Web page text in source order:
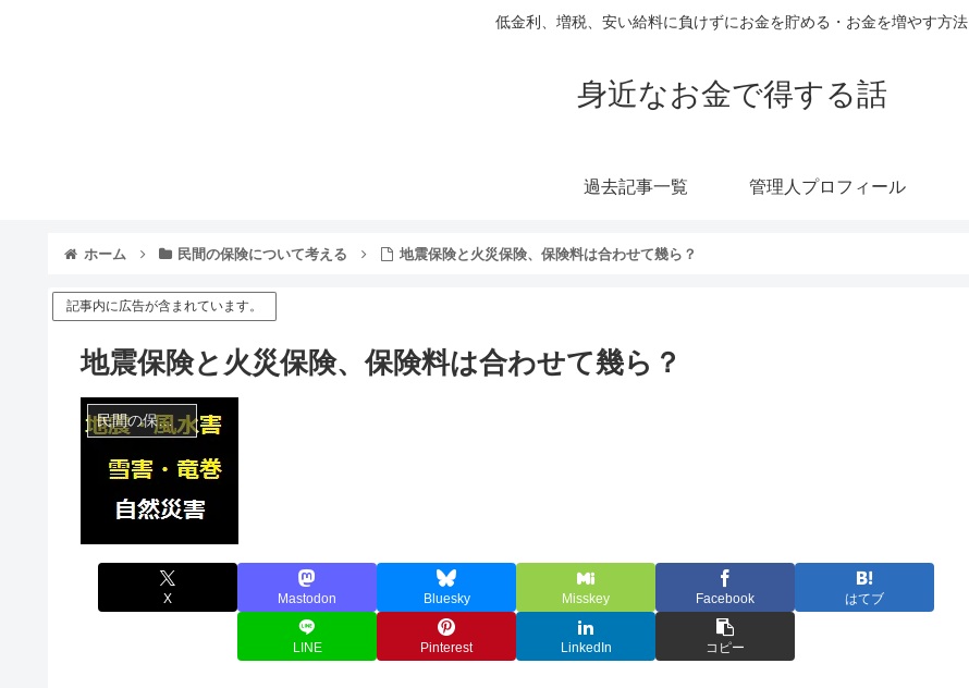
低金利、増税、安い給料に負けずにお金を貯める・お金を増やす方法
身近なお金で得する話
過去記事一覧 管理人プロフィール
ホーム 民間の保険について考える 地震保険と火災保険、保険料は合わせて幾ら？
記事内に広告が含まれています。
地震保険と火災保険、保険料は合わせて幾ら？
民間の保険について考える
X Mastodon Bluesky Misskey Facebook はてブ
LINE Pinterest LinkedIn コピー